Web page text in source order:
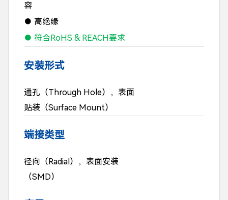
容
● 高绝缘
● 符合RoHS & REACH要求
安装形式
通孔（Through Hole），表面
贴装（Surface Mount）
端接类型
径向（Radial），表面安装
（SMD）